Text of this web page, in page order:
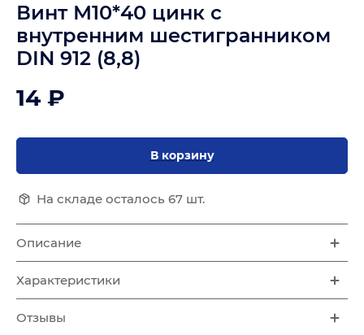
Винт М10*40 цинк с
внутренним шестигранником
DIN 912 (8,8)
14 ₽
В корзину
На складе осталось 67 шт.
Описание
Характеристики
Отзывы